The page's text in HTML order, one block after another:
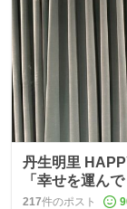
丹生明里
「幸せを運ん
217件のポスト